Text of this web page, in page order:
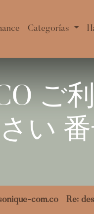
Categorías
ご
い
com.co Re: